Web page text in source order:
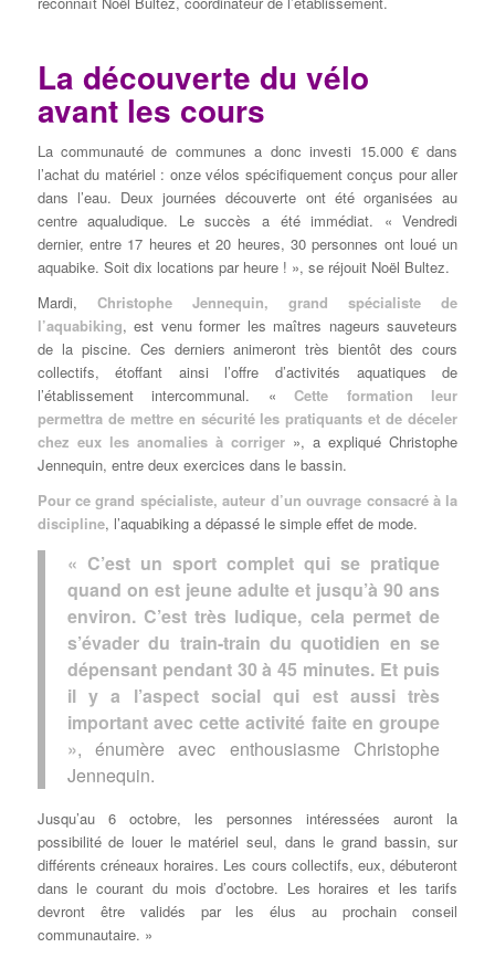
La découverte du vélo
avant les cours
La communauté de communes a donc investi 15.000 € dans
l’achat du matériel : onze vélos spécifiquement conçus pour aller
dans l’eau. Deux journées découverte ont été organisées au
centre aqualudique. Le succès a été immédiat. « Vendredi
dernier, entre 17 heures et 20 heures, 30 personnes ont loué un
aquabike. Soit dix locations par heure ! », se réjouit Noël Bultez.
Mardi, Christophe Jennequin, grand spécialiste de
l’aquabiking, est venu former les maîtres nageurs sauveteurs
de la piscine. Ces derniers animeront très bientôt des cours
collectifs, étoffant ainsi l’offre d’activités aquatiques de
l’établissement intercommunal. «Cette formation leur
permettra de mettre en sécurité les pratiquants et de déceler
chez eux les anomalies à corriger », a expliqué Christophe
Jennequin, entre deux exercices dans le bassin.
Pour ce grand spécialiste, auteur d’unouvrage consacré à la
discipline, l’aquabiking a dépassé le simple effet de mode.
« C’est un sport complet qui se pratique
quand on est jeune adulte et jusqu’à 90 ans
environ. C’est très ludique, cela permet de
s’évader du train-train du quotidien en se
dépensant pendant 30 à 45 minutes. Et puis
il y a l’aspect social qui est aussi très
important avec cette activité faite en groupe
», énumère avec enthousiasme Christophe
Jennequin.
Jusqu’au 6 octobre, les personnes intéressées auront la
possibilité de louer le matériel seul, dans le grand bassin, sur
différents créneaux horaires. Les cours collectifs, eux, débuteront
dans le courant du mois d’octobre. Les horaires et les tarifs
devront être validés par les élus au prochain conseil
communautaire. »